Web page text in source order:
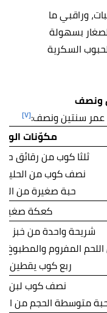
وراقبي ما
بسهولة
السكرية
ونصف
عمر سنتين ونصف:[٧]
مكوّنات
ثلثا كوب من رقائق
نصف كوب من الحليب
حبة صغيرة من
كعكة
شريحة واحدة من خبز
اللحم المفروموالمطبوخ
ربع كوب يقطين
نصف كوب لبن
متوسطة الحجم من